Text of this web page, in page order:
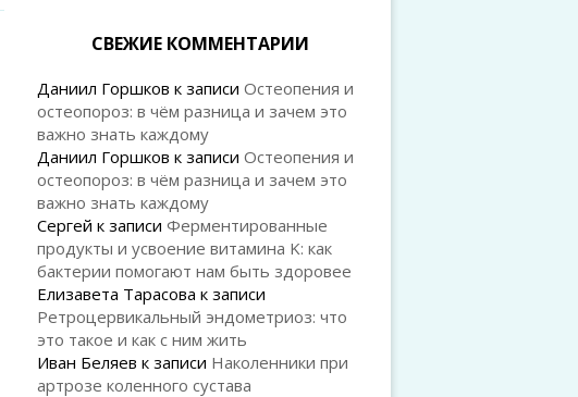
СВЕЖИЕ КОММЕНТАРИИ
Даниил Горшков к записи Остеопения и
остеопороз: в чём разница и зачем это
важно знать каждому
Даниил Горшков к записи Остеопения и
остеопороз: в чём разница и зачем это
важно знать каждому
Сергей к записи Ферментированные
продукты и усвоение витамина K: как
бактерии помогают нам быть здоровее
Елизавета Тарасова к записи
Ретроцервикальный эндометриоз: что
это такое и как с ним жить
Иван Беляев к записи Наколенники при
артрозе коленного сустава